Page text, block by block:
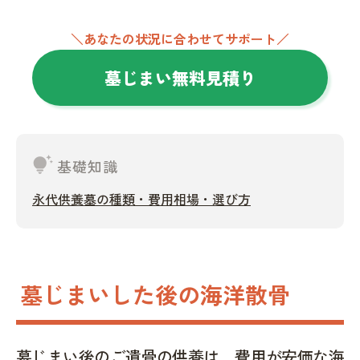
＼あなたの状況に合わせてサポート／
墓じまい無料見積り
tips_and_updates基礎知識
永代供養墓の種類・費用相場・選び方
墓じまいした後の海洋散骨